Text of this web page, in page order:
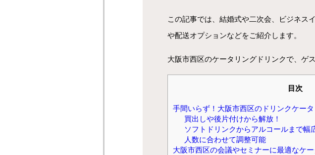
この記事では、結婚式や二次会、ビジネス
や配送オプションなどをご紹介します。
大阪市西区のケータリングドリンクで、ゲ
目次
手間いらず！大阪市西区のドリンクケー
買出しや後片付けから解放！
ソフトドリンクからアルコールまで幅
人数に合わせて調整可能
大阪市西区の会議やセミナーに最適なケ